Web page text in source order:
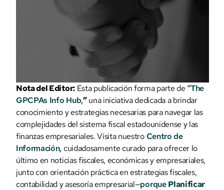
Nota del Editor:Esta publicación forma parte de “The
GPCPAs Info Hub,”una iniciativa dedicada a brindar
conocimiento y estrategias necesarias para navegar las
complejidades del sistema fiscal estadounidense y las
finanzas empresariales. Visita nuestroCentro de
Información,cuidadosamente curado para ofrecer lo
último en noticias fiscales, económicas y empresariales,
junto con orientación práctica en estrategias fiscales,
contabilidad y asesoría empresarial—porquePlanificar